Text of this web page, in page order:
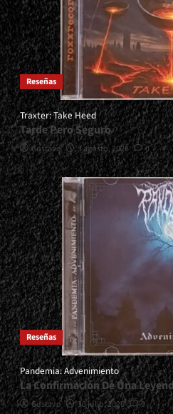
Reseñas
Traxter: Take Heed
Tarde Pero Seguro
Gustavo 3 agosto, 2026 0
Reseñas
Pandemia: Advenimiento
La Confirmación De Una
Gustavo 30 julio, 2026 0